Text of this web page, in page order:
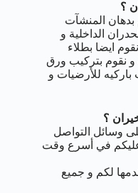
؟
المنشآت
الداخلية و
ايضا بطلاء
و نقوم بتركيب ورق
للأرضيات و
؟
وسائل التواصل
عليكم في أسرع وقت
لكم و جميع